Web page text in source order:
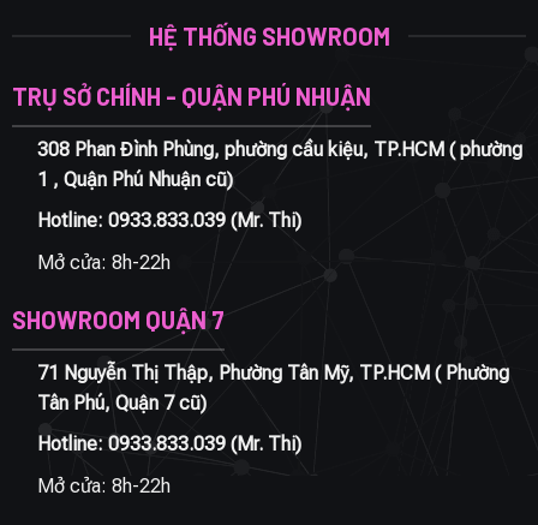
HỆ THỐNG SHOWROOM
TRỤ SỞ CHÍNH - QUẬN PHÚ NHUẬN
308 Phan Đình Phùng, phường cầu kiệu, TP.HCM ( phường
1 , Quận Phú Nhuận cũ)
Hotline: 0933.833.039(Mr. Thi)
Mở cửa: 8h-22h
SHOWROOM QUẬN 7
71 Nguyễn Thị Thập, Phường Tân Mỹ, TP.HCM ( Phường
Tân Phú, Quận 7 cũ)
Hotline: 0933.833.039(Mr. Thi)
Mở cửa: 8h-22h